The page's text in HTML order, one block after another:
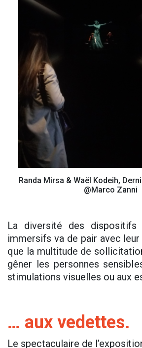
Randa Mirsa & Waël Kodeih,
@Marco Zanni
La diversité des dispositifs
immersifs va de pair avec
que la multitude de
gêner les personnes
stimulations visuelles ou aux
… aux vedettes.
Le spectaculaire de